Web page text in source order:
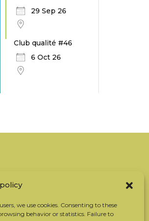
we use cookies. Consenting to these
behavior or statistics. Failure to
29 Sep 26
Club qualité #46
6 Oct 26